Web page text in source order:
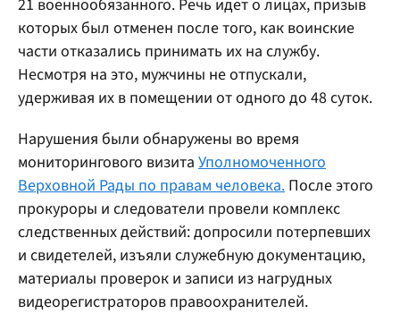
21 военнообязанного. Речь идет о лицах, призыв
которых был отменен после того, как воинские
части отказались принимать их на службу.
Несмотря на это, мужчины не отпускали,
удерживая их в помещении от одного до 48 суток.
Нарушения были обнаружены во время
мониторингового визита Уполномоченного
Верховной Рады по правам человека. После этого
прокуроры и следователи провели комплекс
следственных действий: допросили потерпевших
и свидетелей, изъяли служебную документацию,
материалы проверок и записи из нагрудных
видеорегистраторов правоохранителей.